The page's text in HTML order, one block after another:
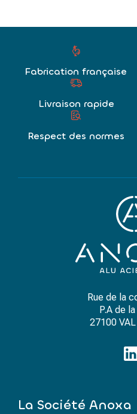
Fabrication française
Livraison rapide
Respect des normes
Rue de la
P.A de
27100
La Société Anoxa